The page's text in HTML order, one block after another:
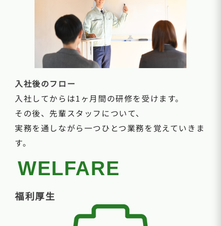
入社後のフロー
入社してからは1ヶ月間の研修を受けます。
その後、先輩スタッフについて、
実務を通しながら一つひとつ業務を覚えていきま
す。
WELFARE
福利厚生